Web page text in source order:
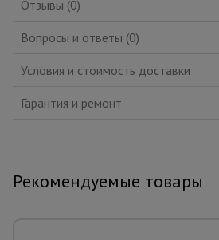
Отзывы (0)
Вопросы и ответы (0)
Условия и стоимость доставки
Гарантия и ремонт
Рекомендуемые товары